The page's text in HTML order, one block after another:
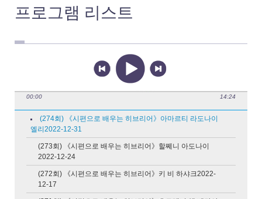
프로그램 리스트
00:00 14:24
(274회) 《시편으로 배우는 히브리어》아마르티 라도나이
엘리2022-12-31
(273회) 《시편으로 배우는 히브리어》할쩨니 아도나이
2022-12-24
(272회) 《시편으로 배우는 히브리어》키 비 하샤크2022-
12-17
24시간 찬양
이스라엘 찬양
북한성도들의 찬양
중국 찬양
무순서로 듣기
서진 찬양
오늘의 만나